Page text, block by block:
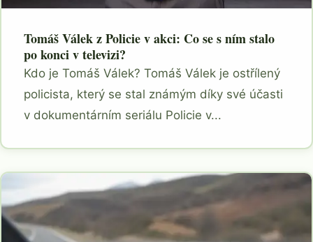
Tomáš Válek z Policie v akci: Co se s ním stalo
po konci v televizi?
Kdo je Tomáš Válek? Tomáš Válek je ostřílený
policista, který se stal známým díky své účasti
v dokumentárním seriálu Policie v...